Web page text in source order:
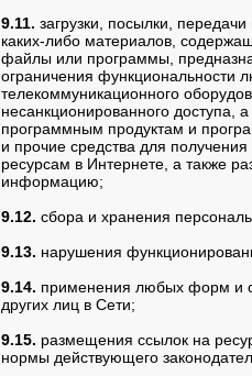
9.11. загрузки, посылки,
каких-либо материалов,
файлы или программы,
ограничения функциональности
телекоммуникационного
несанкционированного доступа,
программным продуктам и
и прочие средства для
ресурсам в Интернете, а также
информацию;
9.12. сбора и хранения
9.13. нарушения
9.14. применения любых форм и
других лиц в Сети;
9.15. размещения ссылок на
нормы действующего